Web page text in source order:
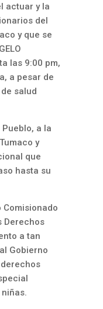
actuar y la
del
y que se
las 9:00 pm,
a pesar de
salud
a la
y
que
hasta su
Comisionado
Derechos
a tan
Gobierno